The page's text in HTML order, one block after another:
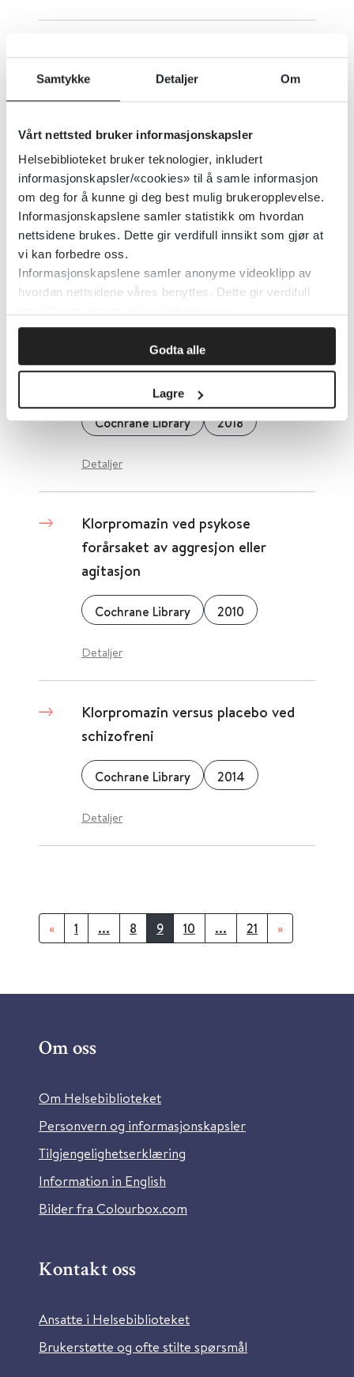
Samtykke Detaljer Om
Vårt nettsted bruker informasjonskapsler
Helsebiblioteket bruker teknologier, inkludert
informasjonskapsler/«cookies» til å samle informasjon
om deg for å kunne gi deg best mulig brukeropplevelse.
Informasjonskapslene samler statistikk om hvordan
nettsidene brukes. Dette gir verdifull innsikt som gjør at
vi kan forbedre oss.
Informasjonskapslene samler anonyme videoklipp av
hvordan nettsidene våres benyttes. Dette gir verdifull
Godta alle
Lagre
Detaljer
Klorpromazin sammenliknet med
penfluridol ved schizofreni
Cochrane Library
Detaljer
Klorpromazin sammenliknet med
Cochrane Library 2018
Detaljer
Klorpromazin ved psykose
forårsaket av aggresjon eller
agitasjon
Cochrane Library 2010
Detaljer
Klorpromazin versus placebo ved
schizofreni
Cochrane Library 2014
Detaljer
« 1 ... 8 9 10 ... 21 »
Om oss
Om Helsebiblioteket
Personvern og informasjonskapsler
Tilgjengelighetserklæring
Information in English
Bilder fra Colourbox.com
Kontakt oss
Ansatte i Helsebiblioteket
Brukerstøtte og ofte stilte spørsmål